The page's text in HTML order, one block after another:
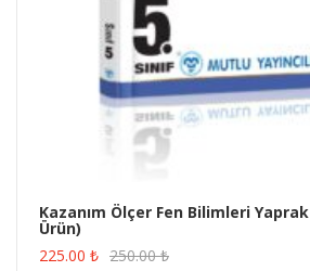
Kazanım Ölçer Fen Bilimleri
Ürün)
225.00 ₺ 250.00₺